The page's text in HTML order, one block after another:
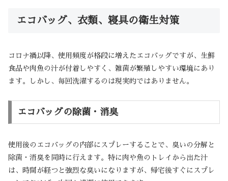
エコバッグ、衣類、寝具の衛生対策
コロナ禍以降、使用頻度が格段に増えたエコバッグですが、生鮮
食品や肉魚の汁が付着しやすく、雑菌が繁殖しやすい環境にあり
ます。しかし、毎回洗濯するのは現実的ではありません。
エコバッグの除菌・消臭
使用後のエコバッグの内部にスプレーすることで、臭いの分解と
除菌・消臭を同時に行えます。特に肉や魚のトレイから出た汁
は、時間が経つと強烈な臭いになりますが、帰宅後すぐにスプレ